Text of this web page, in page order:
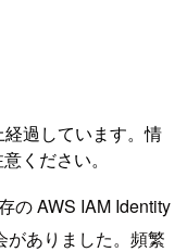
過しています。情
ください。
の AWS IAM Identity
がありました。頻繁